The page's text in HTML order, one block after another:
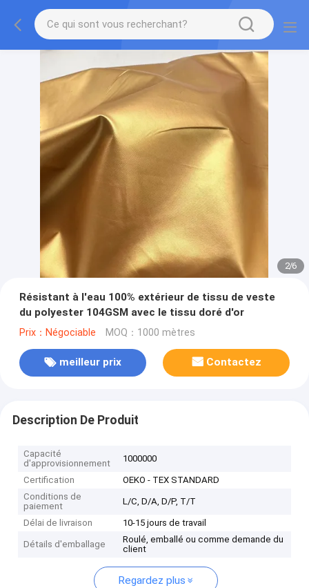
2/6
Résistant à l'eau 100% extérieur de tissu de veste
du polyester 104GSM avec le tissu doré d'or
Prix：Négociable MOQ：1000 mètres
meilleur prix Contactez
Description De Produit
Capacité
d'approvisionnement
1000000
Certification
OEKO - TEX STANDARD
Conditions de
paiement
L/C, D/A, D/P, T/T
Délai de livraison 10-15 jours de travail
Détails d'emballage
Roulé, emballé ou comme demande du
client
Regardez plus